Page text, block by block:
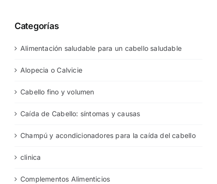
Categorías
Alimentación saludable para un cabello saludable
Alopecia o Calvicie
Cabello fino y volumen
Caída de Cabello: síntomas y causas
Champú y acondicionadores para la caída del cabello
clinica
Complementos Alimenticios